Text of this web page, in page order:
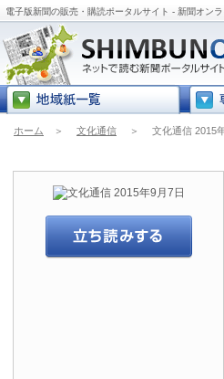
電子版新聞の販売・購読ポータルサイト - 新聞オン
ホーム ＞ 文化通信 ＞ 文化通信 2015